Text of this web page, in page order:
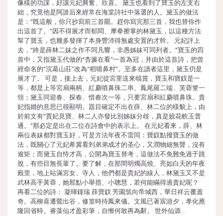
像樣的功課，好讓元妃興奮、欣喜。 黛玉也看到了寶玉的左支右
絀，究竟他是阿誰后來經常在海棠詩社中落選的人。黛玉的做法
是：“既這般，你只抄寫前三首罷。趕你寫完那三首，我也替你作
出這首了。”因不得展才而郁悶、摩拳擦掌的林黛玉，以這種方法
幫了寶玉，也幾多發揮了本身豐沛得無處安置的才幹。 元妃評上
去，“終是薛林二妹之作不同凡響，非愚姊妹可同列者。”寶玉的四
首中，又指黛玉代做的“杏簾在看”一首為冠，并由於這首詩，把曾
經命名的“浣葛山莊”改為“稻噴鼻村”。至多在讀者這里，黛玉仍是
展才了。 可是，接上去，元妃從宮里送來犒賞，寶玉和寶釵是一
等，都是上等宮扇兩柄、紅麝噴鼻珠二串、鳳尾羅二端、芙蓉簟一
領；黛玉同迎春、探春、惜春次一等，只要宮扇和紅麝噴鼻珠。貴
妃指婚的意思已很顯明。題目確定不出在薛、林二位的樣貌上，由
於前文有“賈妃見寶、林二人亦發比別姊妹分歧，真是姣花軟玉普
通。”那必定是出在二位在詩會中的表示上。 在元妃看來，薛、林
兩位表妹都對寶玉好，可是方法年夜不雷同：寶釵點撥寶玉的做
法，既關心了元妃希冀看到弟弟成才的圣心，又潤物細無聲，沒有
逾矩；而黛玉自恃才高，公開為寶玉替考，這做法不免難免過于跳
脫，有些目無長輩了。要了解，在那間明燭高燒、亮如白天的年夜
殿里，地上站滿宮女、寺人，他們都是貴妃的線人，林黛玉又不是
武林高手黃蓉，她那點小舉措、小聰慧，若何能瞞得過貴妃呢？
再看二位的詩： 凝暉鐘瑞 薛寶釵 芳園筑向帝城西，華日祥云覆蓋
奇。高柳喜遷鶯出谷，修篁時待鳳來儀。文風已著宸游夕，孝化應
隆回省時。睿藻仙才盈彩筆，自慚何敢再為辭。 世外仙源…